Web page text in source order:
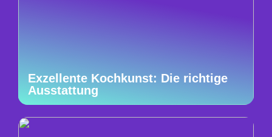
Exzellente Kochkunst: Die richtige
Ausstattung